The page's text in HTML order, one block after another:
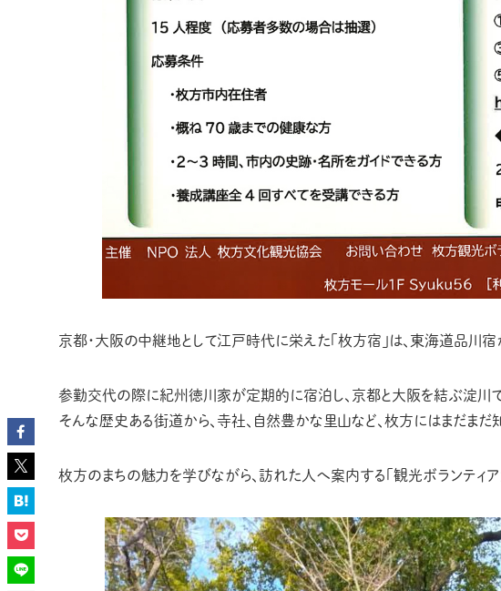
京都・大阪の中継地として江戸時代に栄えた「枚方宿」は、東海道品川
参勤交代の際に紀州徳川家が定期的に宿泊し、京都と大阪を結ぶ淀川
そんな歴史ある街道から、寺社、自然豊かな里山など、枚方にはまだまだ
枚方のまちの魅力を学びながら、訪れた人へ案内する「観光ボランティア